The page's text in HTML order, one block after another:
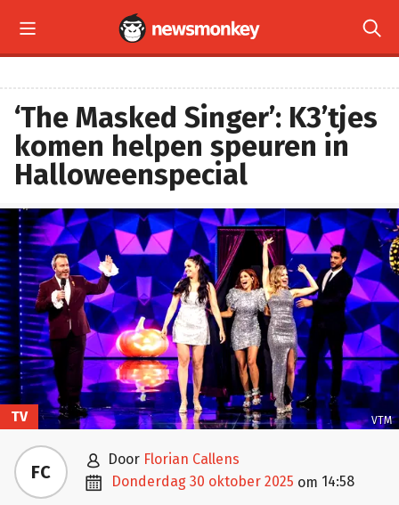
 
‘The Masked Singer’: K3’tjes
komen helpen speuren in
Halloweenspecial
VTM
TV
FC  door Florian Callens
 donderdag 30 oktober 2025 om 14:58